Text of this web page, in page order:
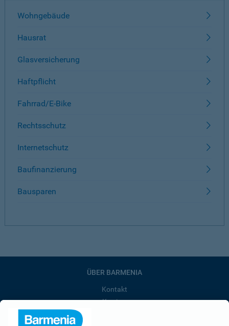
Wohngebäude
Hausrat
Glasversicherung
Haftpflicht
Fahrrad/E-Bike
Rechtsschutz
Internetschutz
Baufinanzierung
Bausparen
ÜBER BARMENIA
Kontakt
Karriere